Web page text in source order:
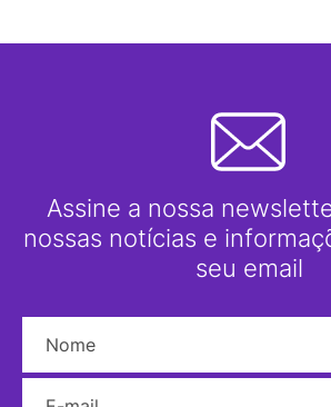
Assine a nossa
nossas notícias e
seu email